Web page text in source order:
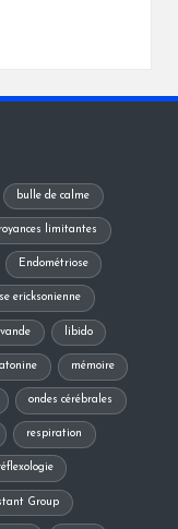
bulle de calme
limitantes
Endométriose
ericksonienne
libido
mémoire
ondes cérébrales
respiration
Group